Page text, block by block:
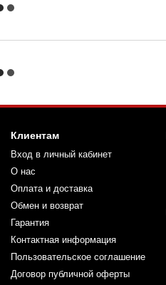
Клиентам
Вход в личный кабинет
О нас
Оплата и доставка
Обмен и возврат
Гарантия
Контактная информация
Пользовательское соглашение
Договор публичной оферты